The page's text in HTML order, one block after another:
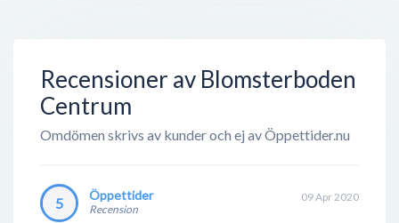
Recensioner av Blomsterboden
Centrum
Omdömen skrivs av kunder och ej av Öppettider.nu
5 Öppettider
Recension
09 Apr 2020